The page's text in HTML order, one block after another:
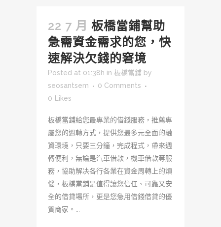
22 7 月 板橋當鋪幫助
急需資金需求的您，快
速解決欠錢的窘境
Posted at 01:38h in 板橋當鋪 by
seosantsem
0 Comments
0 Likes
板橋當鋪給您最專業的借錢服務，推薦專
屬您的週轉方式，提供您最多元全面的融
資環境，只要三分鐘，完成程式，帶來週
轉便利，無論是汽車借款，機車借款等服
務，協助解决各行各業在資金周轉上的煩
惱，板橋當鋪是值得讓您信任、可靠又安
全的借貸場所，更是您急用借錢借貸的優
質商家。...